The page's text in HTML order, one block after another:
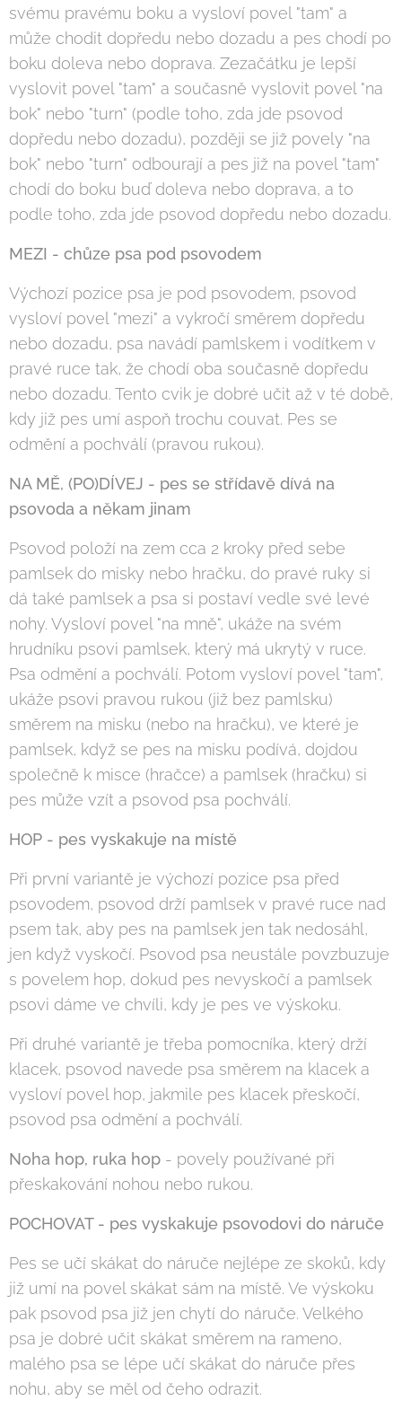
svému pravému boku a vysloví povel "tam" a
může chodit dopředu nebo dozadu a pes chodí po
boku doleva nebo doprava. Zezačátku je lepší
vyslovit povel "tam" a současně vyslovit povel "na
bok" nebo "turn" (podle toho, zda jde psovod
dopředu nebo dozadu), později se již povely "na
bok" nebo "turn" odbourají a pes již na povel "tam"
chodí do boku buď doleva nebo doprava, a to
podle toho, zda jde psovod dopředu nebo dozadu.
MEZI - chůze psa pod psovodem
Výchozí pozice psa je pod psovodem, psovod
vysloví povel "mezi" a vykročí směrem dopředu
nebo dozadu, psa navádí pamlskem i vodítkem v
pravé ruce tak, že chodí oba současně dopředu
nebo dozadu. Tento cvik je dobré učit až v té době,
kdy již pes umí aspoň trochu couvat. Pes se
odmění a pochválí (pravou rukou).
NA MĚ, (PO)DÍVEJ - pes se střídavě dívá na
psovoda a někam jinam
Psovod položí na zem cca 2 kroky před sebe
pamlsek do misky nebo hračku, do pravé ruky si
dá také pamlsek a psa si postaví vedle své levé
nohy. Vysloví povel "na mně", ukáže na svém
hrudníku psovi pamlsek, který má ukrytý v ruce.
Psa odmění a pochválí. Potom vysloví povel "tam",
ukáže psovi pravou rukou (již bez pamlsku)
směrem na misku (nebo na hračku), ve které je
pamlsek, když se pes na misku podívá, dojdou
společně k misce (hračce) a pamlsek (hračku) si
pes může vzít a psovod psa pochválí.
HOP - pes vyskakuje na místě
Při první variantě je výchozí pozice psa před
psovodem, psovod drží pamlsek v pravé ruce nad
psem tak, aby pes na pamlsek jen tak nedosáhl,
jen když vyskočí. Psovod psa neustále povzbuzuje
s povelem hop, dokud pes nevyskočí a pamlsek
psovi dáme ve chvíli, kdy je pes ve výskoku.
Při druhé variantě je třeba pomocníka, který drží
klacek, psovod navede psa směrem na klacek a
vysloví povel hop, jakmile pes klacek přeskočí,
psovod psa odmění a pochválí.
Noha hop, ruka hop - povely používané při
přeskakování nohou nebo rukou.
POCHOVAT - pes vyskakuje psovodovi do náruče
Pes se učí skákat do náruče nejlépe ze skoků, kdy
již umí na povel skákat sám na místě. Ve výskoku
pak psovod psa již jen chytí do náruče. Velkého
psa je dobré učit skákat směrem na rameno,
malého psa se lépe učí skákat do náruče přes
nohu, aby se měl od čeho odrazit.